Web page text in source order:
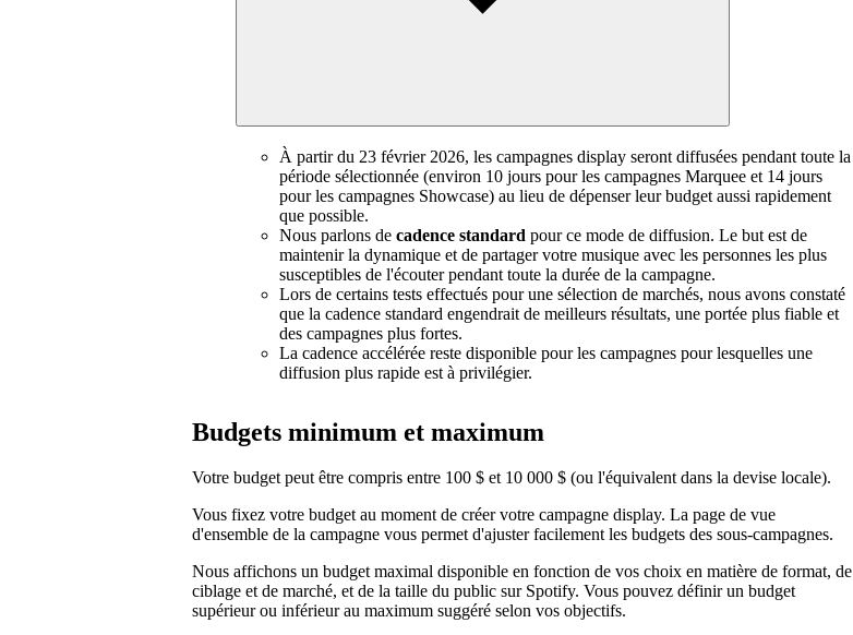
À partir du 23 février 2026, les campagnes display seront diffusées pendant toute la
période sélectionnée (environ 10 jours pour les campagnes Marquee et 14 jours
pour les campagnes Showcase) au lieu de dépenser leur budget aussi rapidement
que possible.
Nous parlons de cadence standard pour ce mode de diffusion. Le but est de
maintenir la dynamique et de partager votre musique avec les personnes les plus
susceptibles de l'écouter pendant toute la durée de la campagne.
Lors de certains tests effectués pour une sélection de marchés, nous avons constaté
que la cadence standard engendrait de meilleurs résultats, une portée plus fiable et
des campagnes plus fortes.
La cadence accélérée reste disponible pour les campagnes pour lesquelles une
diffusion plus rapide est à privilégier.
Budgets minimum et maximum
Votre budget peut être compris entre 100 $ et 10 000 $ (ou l'équivalent dans la devise locale).
Vous fixez votre budget au moment de créer votre campagne display. La page de vue
d'ensemble de la campagne vous permet d'ajuster facilement les budgets des sous-campagnes.
Nous affichons un budget maximal disponible en fonction de vos choix en matière de format, de
ciblage et de marché, et de la taille du public sur Spotify. Vous pouvez définir un budget
supérieur ou inférieur au maximum suggéré selon vos objectifs.